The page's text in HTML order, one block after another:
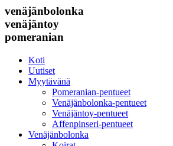
venäjänbolonka
venäjäntoy
pomeranian
Koti
Uutiset
Myytävänä
Pomeranian-pentueet
Venäjänbolonka-pentueet
Venäjäntoy-pentueet
Affenpinseri-pentueet
Venäjänbolonka